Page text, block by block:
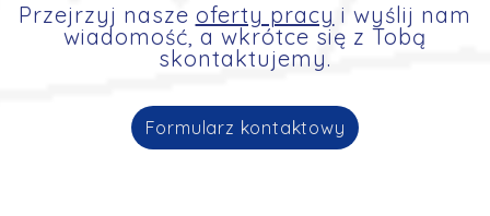
Przejrzyj nasze oferty pracy i wyślij nam
wiadomość, a wkrótce się z Tobą
skontaktujemy.
Formularz kontaktowy